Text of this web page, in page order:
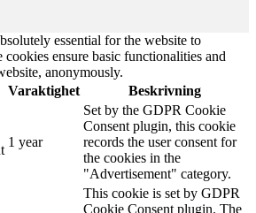
essential for the website to
ensure basic functionalities and
anonymously.
Varaktighet Beskrivning
1 year
Set by the GDPR Cookie
Consent plugin, this cookie
records the user consent for
the cookies in the
"Advertisement" category.
This cookie is set by GDPR
Cookie Consent plugin. The